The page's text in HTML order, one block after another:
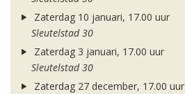
Zaterdag 10 januari, 17.00 uur
Sleutelstad 30
Zaterdag 3 januari, 17.00 uur
Sleutelstad 30
Zaterdag 27 december, 17.00 uur